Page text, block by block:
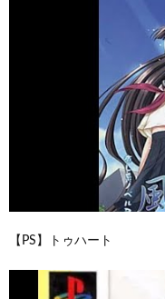
【PS】トゥハート